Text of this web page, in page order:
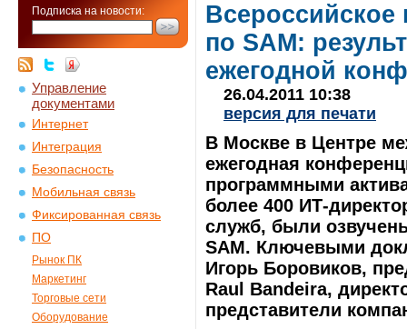
Подписка на новости:
Управление
документами
Интернет
Интеграция
Безопасность
Мобильная связь
Фиксированная связь
ПО
Рынок ПК
Маркетинг
Торговые сети
Оборудование
Всероссийское
по SAM:
ежегодной
26.04.2011 10:38
версия для печати
В Москве в Центре
ежегодная
программными
более 400 ИТ-
служб, были
SAM. Ключевыми
Игорь Боровиков,
Raul Bandeira,
представители